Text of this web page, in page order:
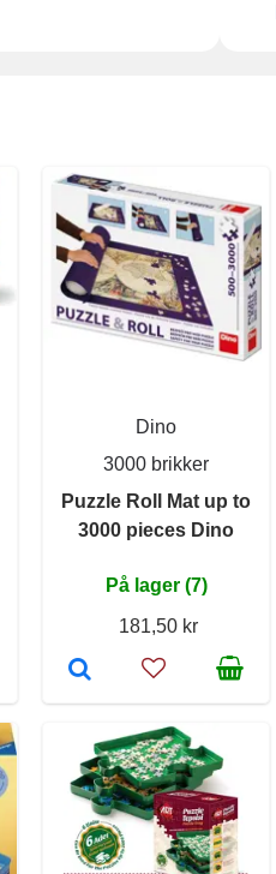
Dino
3000 brikker
Puzzle Roll Mat up to
3000 pieces Dino
På lager (7)
181,50 kr